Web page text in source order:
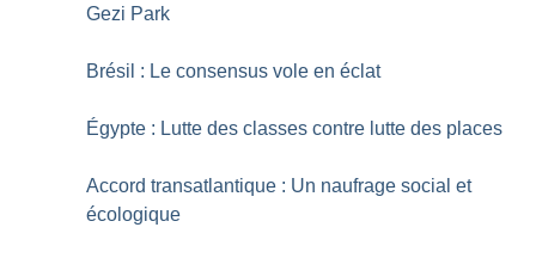
Gezi Park
Brésil : Le consensus vole en éclat
Égypte : Lutte des classes contre lutte des places
Accord transatlantique : Un naufrage social et
écologique